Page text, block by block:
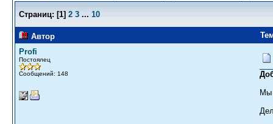
Страниц: [1] 2 3 ... 10
Автор
Profi
Постоялец
Сообщений: 148
Мы